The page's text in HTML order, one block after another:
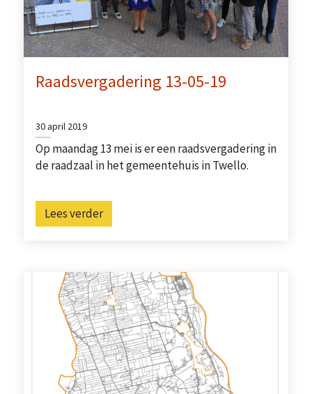
Raadsvergadering 13-05-19
30 april 2019
Op maandag 13 mei is er een raadsvergadering in
de raadzaal in het gemeentehuis in Twello.
Lees verder